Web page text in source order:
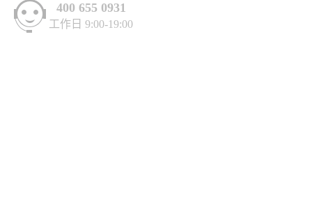
400 655 0931
工作日 9:00-19:00